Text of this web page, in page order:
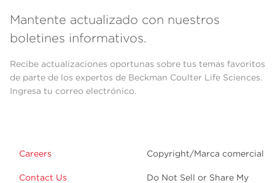
Mantente actualizado con nuestros
boletines informativos.
Recibe actualizaciones oportunas sobre tus temas favoritos
de parte de los expertos de Beckman Coulter Life Sciences.
Ingresa tu correo electrónico.
Careers
Contact Us
Copyright/Marca comercial
Do Not Sell or Share My